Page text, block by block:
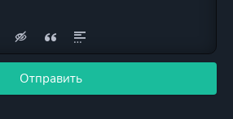
Отправить